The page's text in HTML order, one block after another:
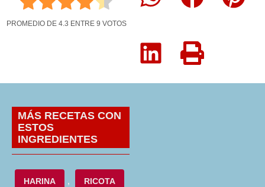
PROMEDIO DE 4.3 ENTRE 9 VOTOS
MÁS RECETAS CON
ESTOS
INGREDIENTES
HARINA , RICOTA